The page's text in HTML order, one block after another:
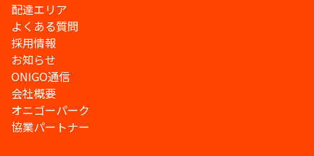
配達エリア
よくある質問
採用情報
お知らせ
ONIGO通信
会社概要
オニゴーパーク
協業パートナー